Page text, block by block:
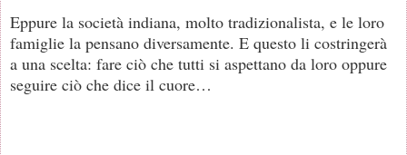
Eppure la società indiana, molto tradizionalista, e le loro
famiglie la pensano diversamente. E questo li costringerà
a una scelta: fare ciò che tutti si aspettano da loro oppure
seguire ciò che dice il cuore…